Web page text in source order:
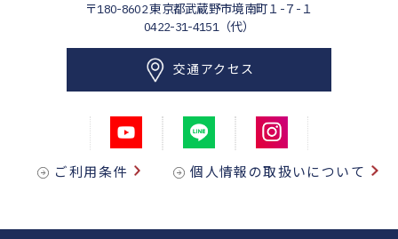
〒180-8602東京都武蔵野市境南町１-７-１
0422-31-4151（代）
交通アクセス
ご利用条件 個人情報の取扱いについて